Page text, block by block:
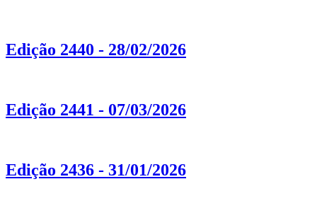
Edição 2440 - 28/02/2026
Edição 2441 - 07/03/2026
Edição 2436 - 31/01/2026